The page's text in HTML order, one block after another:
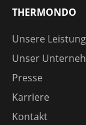
THERMONDO
Unsere
Unser
Presse
Karriere
Kontakt